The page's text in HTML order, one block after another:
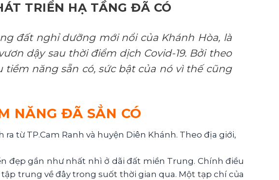
TRIỂN HẠ TẦNG ĐÃ CÓ
đất nghỉ dưỡng mới nổi của Khánh Hòa, là
dậy sau thời điểm dịch Covid-19. Bởi theo
năng sẵn có, sức bật của nó vì thế cũng
NĂNG ĐÃ SẲN CÓ
từ TP.Cam Ranh và huyện Diên Khánh. Theo địa giới,
đẹp gần như nhất nhì ở dãi đất miền Trung. Chính điều
trung về đây trong suốt thời gian qua. Một tạp chí của